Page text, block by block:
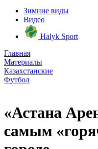
Зимние виды
Видео
Halyk Sport
Главная
Материалы
Казахстанские
Футбол
«Астана
самым